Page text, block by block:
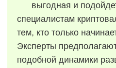
выгодная и
специалистам
тем, кто только
Эксперты
подобной динамики